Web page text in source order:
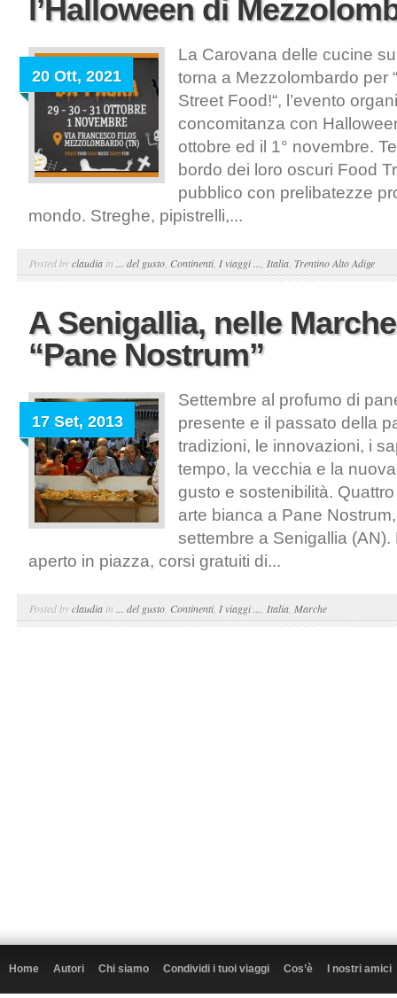
l’Halloween di
20 Ott, 2021
La Carovana delle cucine
torna a Mezzolombardo per
Street Food!“, l’evento
concomitanza con
ottobre ed il 1° novembre.
bordo dei loro oscuri Food
pubblico con prelibatezze
mondo. Streghe, pipistrelli,...
Posted byclaudia in ... del gusto Continenti, I viaggi ... Italia Trentino Alto Adige
A Senigallia, nelle
“Pane Nostrum”
17 Set, 2013
Settembre al profumo di
presente e il passato della
tradizioni, le innovazioni, i
tempo, la vecchia e la
gusto e sostenibilità.
arte bianca a Pane
settembre a Senigallia (AN).
aperto in piazza, corsi gratuiti di...
Posted byclaudia in ... del gusto Continenti, I viaggi ... Italia Marche
Home Autori Chi siamo Condividi i tuoi viaggi Cos’è I nostri amici